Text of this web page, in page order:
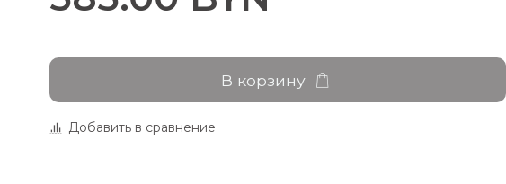
В корзину
Добавить в сравнение